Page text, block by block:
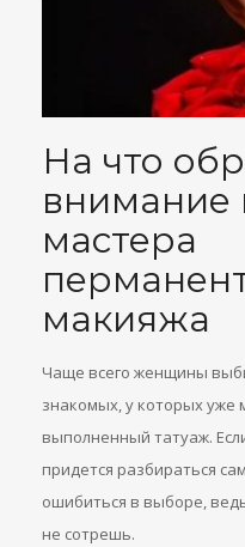
На что
внимание
мастера
макияжа
Чаще всего женщины
знакомых, у которых уже
выполненный татуаж.
придется разбираться
ошибиться в выборе,
не сотрешь.